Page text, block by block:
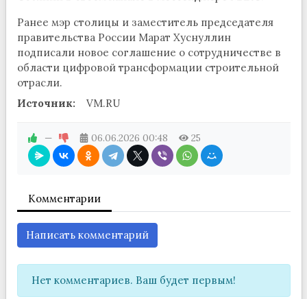
Ранее мэр столицы и заместитель председателя
правительства России Марат Хуснуллин
подписали новое соглашение о сотрудничестве в
области цифровой трансформации строительной
отрасли.
Источник:
VM.RU
— 06.06.2026 00:48 25
Комментарии
Написать комментарий
Нет комментариев. Ваш будет первым!